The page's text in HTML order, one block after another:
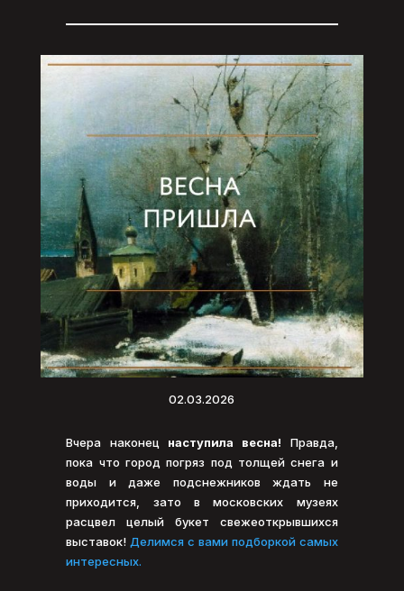
02.03.2026
Вчера наконец наступила весна! Правда,
пока что город погряз под толщей снега и
воды и даже подснежников ждать не
приходится, зато в московских музеях
расцвел целый букет свежеоткрывшихся
выставок! Делимся с вами подборкой самых
интересных.